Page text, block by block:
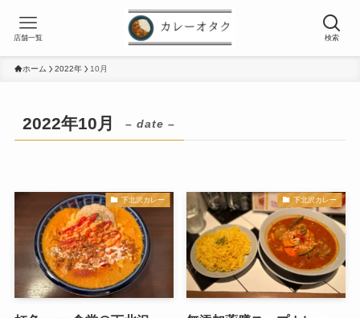
検索
店舗一覧
ホーム 2022年 10月
2022年10月 – date –
下北沢カレー 下北沢カレー